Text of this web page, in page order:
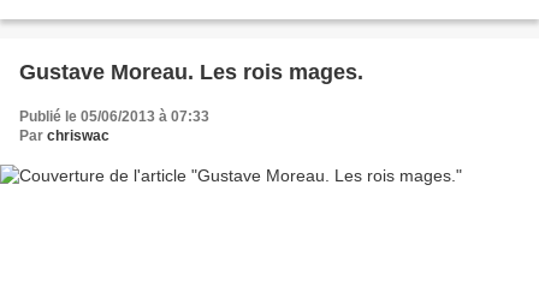
Gustave Moreau. Les rois mages.
Publié le 05/06/2013 à 07:33
Par chriswac